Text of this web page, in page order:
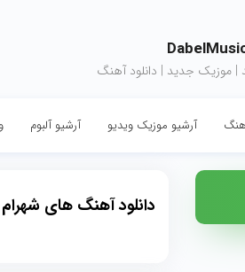
| موزیک جدید | دانلود آهنگ
آرشیو موزیک ویدیو آرشیو آلبوم
دانلود آهنگ های